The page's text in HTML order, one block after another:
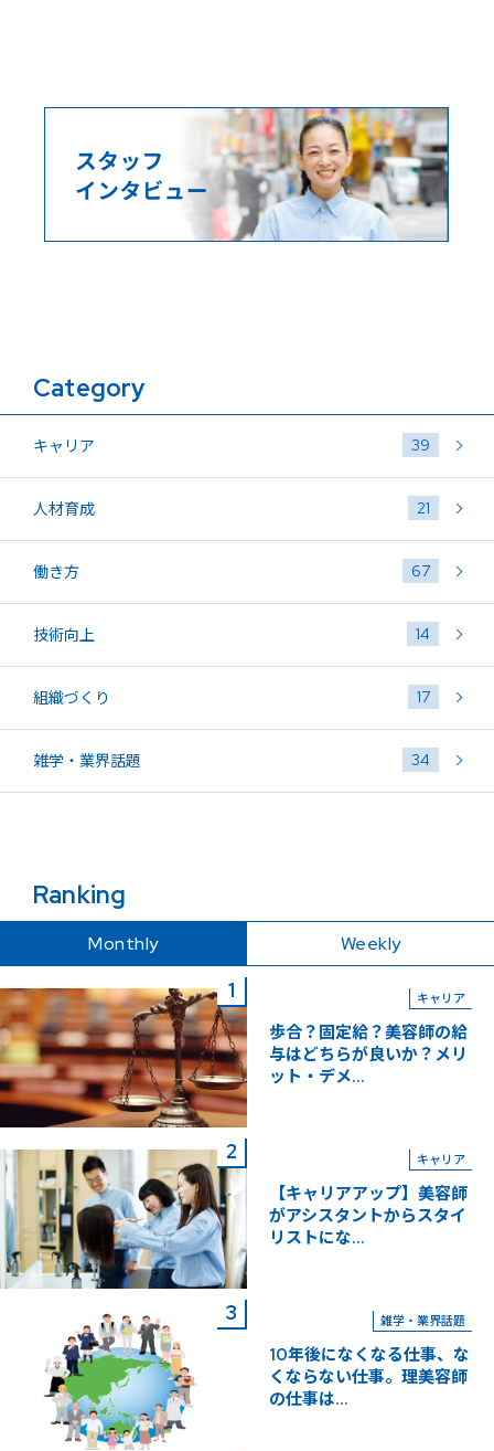
Category
キャリア 39
人材育成 21
働き方 67
技術向上 14
組織づくり 17
雑学・業界話題 34
Ranking
Monthly Weekly
キャリア
歩合？固定給？美容師の給
与はどちらが良いか？メリ
ット・デメ...
キャリア
【キャリアアップ】美容師
がアシスタントからスタイ
リストにな...
雑学・業界話題
10年後になくなる仕事、な
くならない仕事。理美容師
の仕事は...